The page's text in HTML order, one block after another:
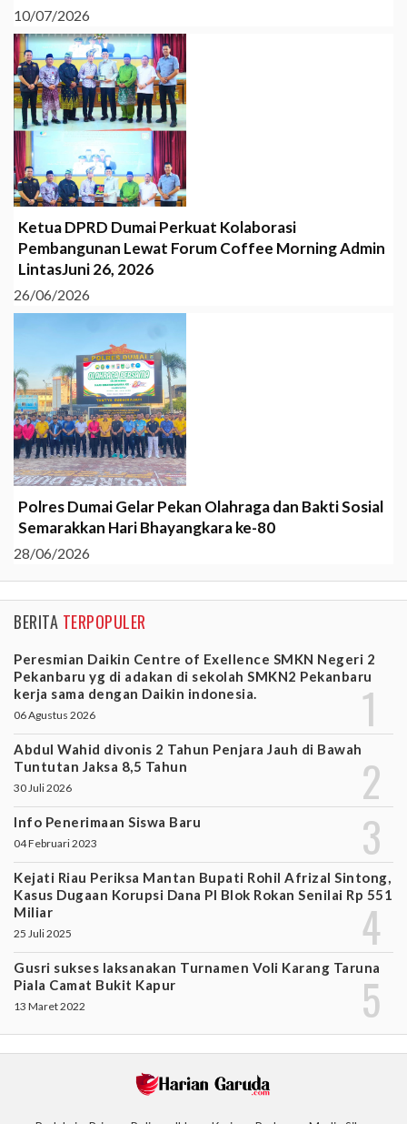
10/07/2026
Ketua DPRD Dumai Perkuat Kolaborasi
Pembangunan Lewat Forum Coffee Morning Admin
LintasJuni 26, 2026
26/06/2026
Polres Dumai Gelar Pekan Olahraga dan Bakti Sosial
Semarakkan Hari Bhayangkara ke-80
28/06/2026
BERITA TERPOPULER
Peresmian Daikin Centre of Exellence SMKN Negeri 2
Pekanbaru yg di adakan di sekolah SMKN2 Pekanbaru
kerja sama dengan Daikin indonesia.
06 Agustus 2026
Abdul Wahid divonis 2 Tahun Penjara Jauh di Bawah
Tuntutan Jaksa 8,5 Tahun
30 Juli 2026
Info Penerimaan Siswa Baru
04 Februari 2023
Kejati Riau Periksa Mantan Bupati Rohil Afrizal Sintong,
Kasus Dugaan Korupsi Dana PI Blok Rokan Senilai Rp 551
Miliar
25 Juli 2025
Gusri sukses laksanakan Turnamen Voli Karang Taruna
Piala Camat Bukit Kapur
13 Maret 2022